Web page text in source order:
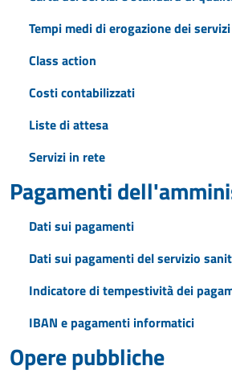
Tempi medi di erogazione dei servizi
Class action
Costi contabilizzati
Liste di attesa
Servizi in rete
Pagamenti
Dati sui pagamenti
Dati sui pagamenti del servizio
Indicatore di tempestività dei
IBAN e pagamenti informatici
Opere pubbliche